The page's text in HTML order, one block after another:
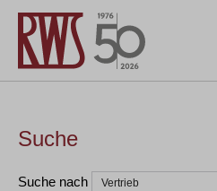
Suche
Suche nach